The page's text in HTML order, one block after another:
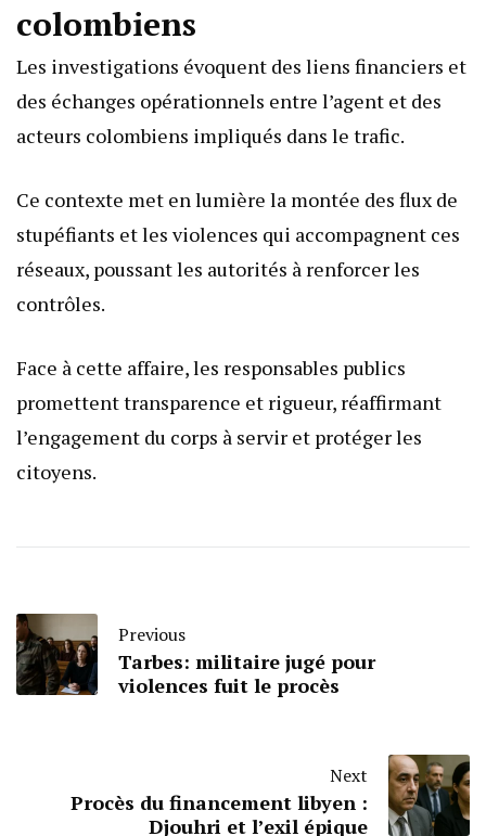
colombiens
Les investigations évoquent des liens financiers et
des échanges opérationnels entre l’agent et des
acteurs colombiens impliqués dans le trafic.
Ce contexte met en lumière la montée des flux de
stupéfiants et les violences qui accompagnent ces
réseaux, poussant les autorités à renforcer les
contrôles.
Face à cette affaire, les responsables publics
promettent transparence et rigueur, réaffirmant
l’engagement du corps à servir et protéger les
citoyens.
Previous
Tarbes: militaire jugé pour
violences fuit le procès
Next
Procès du financement libyen :
Djouhri et l’exil épique